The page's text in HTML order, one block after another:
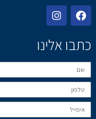
כתבו אלינו